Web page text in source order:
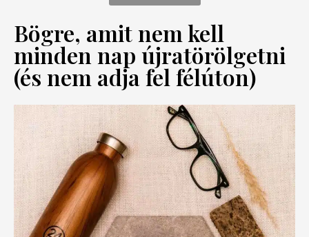
Bögre, amit nem kell
minden nap újratörölgetni
(és nem adja fel félúton)